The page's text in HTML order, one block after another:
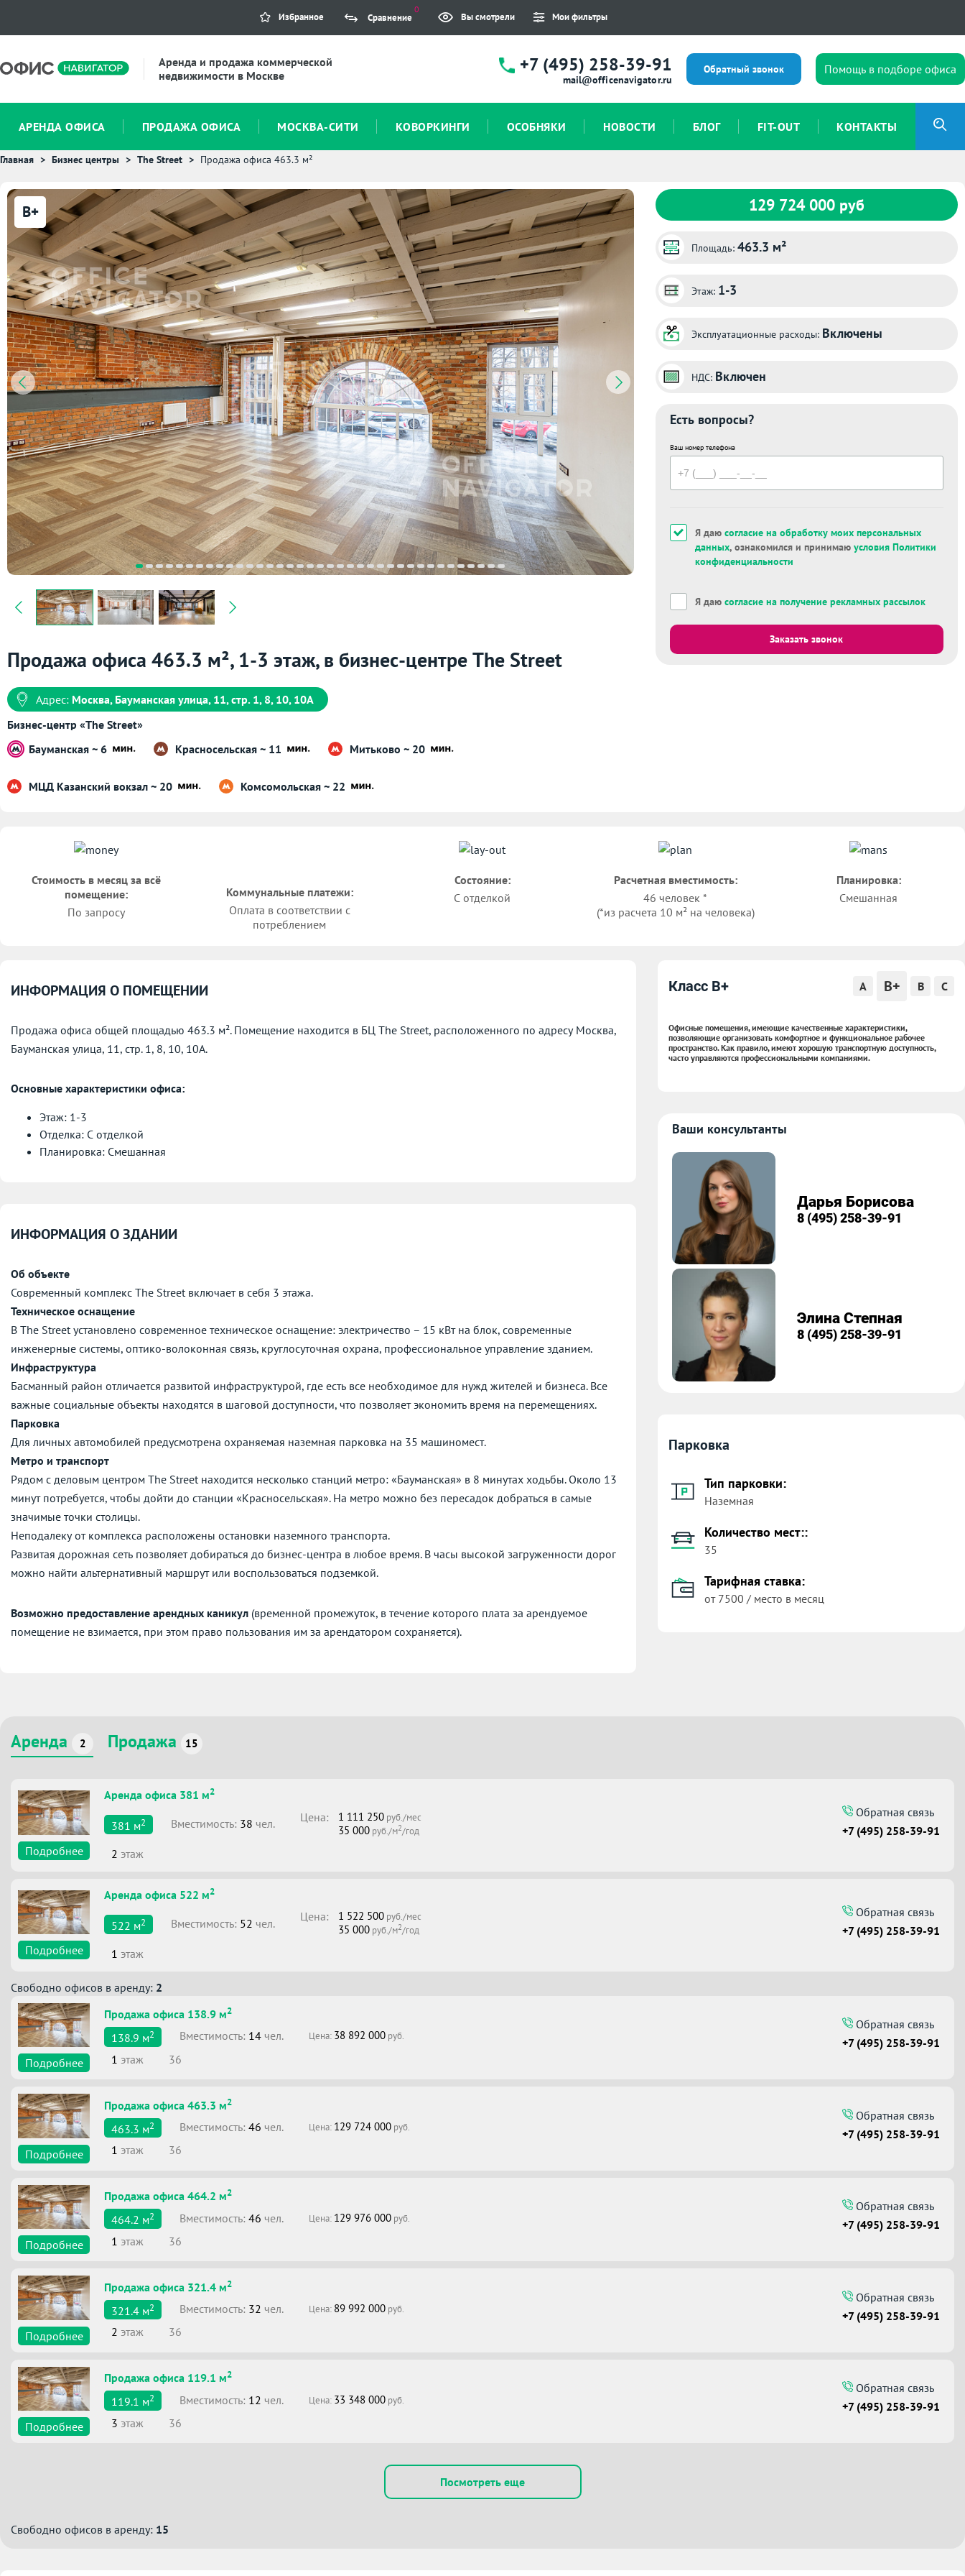
Избранное Сравнение
0
Вы смотрели Мои фильтры
Аренда и продажа коммерческой
недвижимости в Москве
+7 (495) 258-39-91
mail@officenavigator.ru
Обратный звонок Помощь в подборе офиса
АРЕНДА ОФИСА ПРОДАЖА ОФИСА МОСКВА-СИТИ КОВОРКИНГИ ОСОБНЯКИ НОВОСТИ БЛОГ FIT-OUT КОНТАКТЫ
Главная Бизнес центры The Street Продажа офиса 463.3 м²
B+
Продажа офиса 463.3 м², 1-3 этаж, в бизнес-центре The Street
Адрес: Москва, Бауманская улица, 11, стр. 1, 8, 10, 10А
Бизнес-центр «The Street»
Бауманская ~ 6
Красносельская ~ 11 Митьково ~ 20
МЦД Казанский вокзал ~ 20 Комсомольская ~ 22
129 724 000 руб
Площадь: 463.3 м²
Этаж: 1-3
Эксплуатационные расходы: Включены
НДС: Включен
Есть вопросы?
Ваш номер телефона
Я даю согласие на обработку моих персональных
данных, ознакомился и принимаю условия Политики
конфиденциальности
Я даю согласие на получение рекламных рассылок
Заказать звонок
Стоимость в месяц за всё
помещение:
По запросу
Коммунальные платежи:
Оплата в соответствии с
потреблением
Состояние:
С отделкой
Расчетная вместимость:
46 человек *
(*из расчета 10 м² на человека)
Планировка:
Смешанная
ИНФОРМАЦИЯ О ПОМЕЩЕНИИ
Продажа офиса общей площадью 463.3 м². Помещение находится в БЦ The Street, расположенного по адресу Москва,
Бауманская улица, 11, стр. 1, 8, 10, 10А.
Основные характеристики офиса:
Этаж: 1-3
Отделка: С отделкой
Планировка: Смешанная
ИНФОРМАЦИЯ О ЗДАНИИ
Об объекте
Современный комплекс The Street включает в себя 3 этажа.
Техническое оснащение
В The Street установлено современное техническое оснащение: электричество – 15 кВт на блок, современные
инженерные системы, оптико-волоконная связь, круглосуточная охрана, профессиональное управление зданием.
Инфраструктура
Басманный район отличается развитой инфраструктурой, где есть все необходимое для нужд жителей и бизнеса. Все
важные социальные объекты находятся в шаговой доступности, что позволяет экономить время на перемещениях.
Парковка
Для личных автомобилей предусмотрена охраняемая наземная парковка на 35 машиномест.
Метро и транспорт
Рядом с деловым центром The Street находится несколько станций метро: «Бауманская» в 8 минутах ходьбы. Около 13
минут потребуется, чтобы дойти до станции «Красносельская». На метро можно без пересадок добраться в самые
значимые точки столицы.
Неподалеку от комплекса расположены остановки наземного транспорта.
Развитая дорожная сеть позволяет добираться до бизнес-центра в любое время. В часы высокой загруженности дорог
можно найти альтернативный маршрут или воспользоваться подземкой.
Возможно предоставление арендных каникул (временной промежуток, в течение которого плата за арендуемое
помещение не взимается, при этом право пользования им за арендатором сохраняется).
Класс B+ A B+ B C
Офисные помещения, имеющие качественные характеристики,
позволяющие организовать комфортное и функциональное рабочее
пространство. Как правило, имеют хорошую транспортную доступность,
часто управляются профессиональными компаниями.
Ваши консультанты
Дарья Борисова
8 (495) 258-39-91
Элина Степная
8 (495) 258-39-91
Парковка
Тип парковки:
Наземная
Количество мест::
35
Тарифная ставка:
от 7500 / место в месяц
Аренда 2 Продажа 15
Подробнее
Аренда офиса 381 м2
381 м2 Вместимоcть: 38 чел. Цена: 1 111 250 руб./мес
35 000 руб./м2/год
2 этаж
Обратная связь
+7 (495) 258-39-91
Подробнее
Аренда офиса 522 м2
522 м2 Вместимоcть: 52 чел. Цена: 1 522 500 руб./мес
35 000 руб./м2/год
1 этаж
Обратная связь
+7 (495) 258-39-91
Свободно офисов в аренду: 2
Подробнее
Продажа офиса 138.9 м2
138.9 м2 Вместимоcть: 14 чел. Цена: 38 892 000 руб.
1 этаж 36
Обратная связь
+7 (495) 258-39-91
Подробнее
Продажа офиса 463.3 м2
463.3 м2 Вместимоcть: 46 чел. Цена: 129 724 000 руб.
1 этаж 36
Обратная связь
+7 (495) 258-39-91
Подробнее
Продажа офиса 464.2 м2
464.2 м2 Вместимоcть: 46 чел. Цена: 129 976 000 руб.
1 этаж 36
Обратная связь
+7 (495) 258-39-91
Подробнее
Продажа офиса 321.4 м2
321.4 м2 Вместимоcть: 32 чел. Цена: 89 992 000 руб.
2 этаж 36
Обратная связь
+7 (495) 258-39-91
Подробнее
Продажа офиса 119.1 м2
119.1 м2 Вместимоcть: 12 чел. Цена: 33 348 000 руб.
3 этаж 36
Обратная связь
+7 (495) 258-39-91
Посмотреть еще
Свободно офисов в аренду: 15